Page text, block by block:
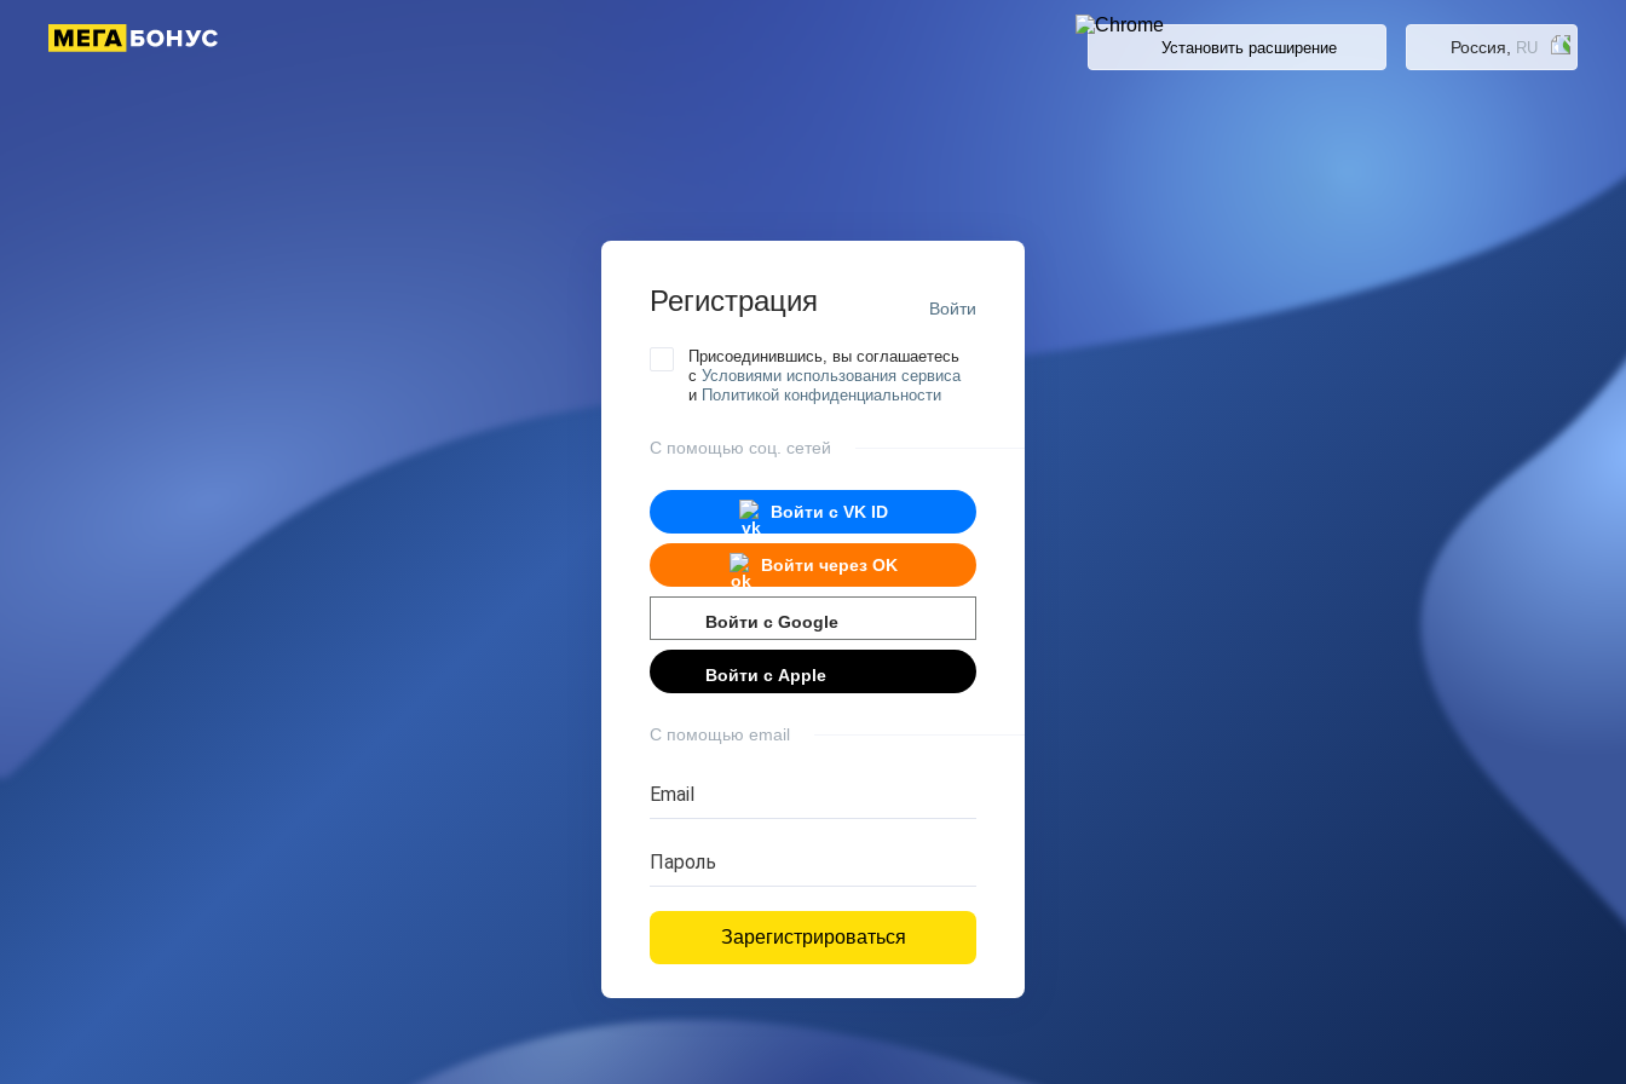
Регистрация Войти
Присоединившись, вы соглашаетесь
с Условиями использования сервиса
и Политикой конфиденциальности
С помощью соц. сетей
Войти с VK ID
Войти через OK
Войти с Google
Войти с Apple
С помощью email
Email
Пароль
Зарегистрироваться
Установить расширение Россия, RU